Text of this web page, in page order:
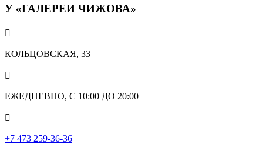
У «ГАЛЕРЕИ ЧИЖОВА»

КОЛЬЦОВСКАЯ, 33

ЕЖЕДНЕВНО, С 10:00 ДО 20:00

‎+7 473 259-36-36